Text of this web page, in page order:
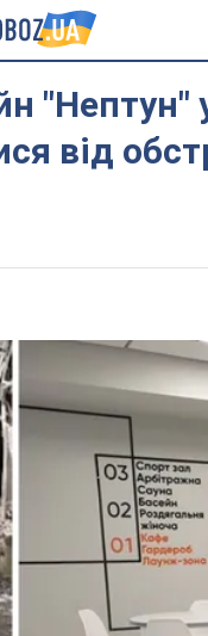
"Нептун"
від